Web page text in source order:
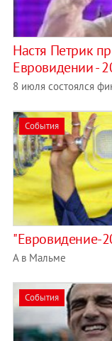
Настя Петрик
Евровидении -
8 июля состоялся
События
"Евровидение-
А в Мальме
События